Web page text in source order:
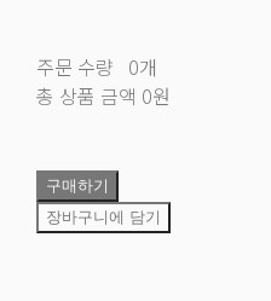
주문 수량 0개
총 상품 금액 0원
구매하기
장바구니에 담기